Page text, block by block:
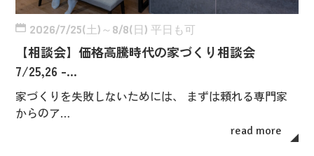
2026/7/25(土)～8/8(日) 平日も可
【相談会】価格高騰時代の家づくり相談会
7/25,26 -…
家づくりを失敗しないためには、 まずは頼れる専門家
からのア…
read more